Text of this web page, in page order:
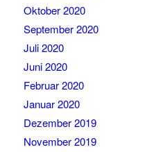
Oktober 2020
September 2020
Juli 2020
Juni 2020
Februar 2020
Januar 2020
Dezember 2019
November 2019